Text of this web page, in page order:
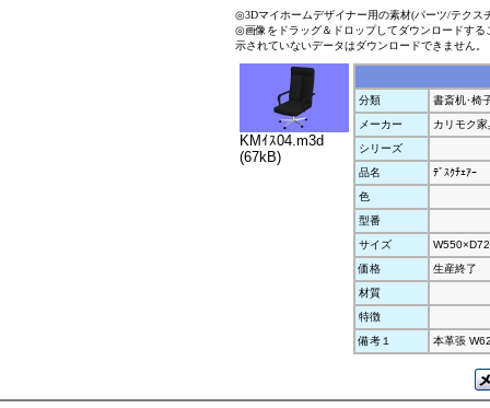
◎3Dマイホームデザイナー用の素材(パーツ/テクス
◎画像をドラッグ＆ドロップしてダウンロードす
示されていないデータはダウンロードできません。
KMｲｽ04.m3d
(67kB)
分類
書斎机･椅
メーカー
カリモク家
シリーズ
品名
ﾃﾞｽｸﾁｪｱｰ
色
型番
サイズ
価格
生産終了
材質
特徴
備考１
本革張